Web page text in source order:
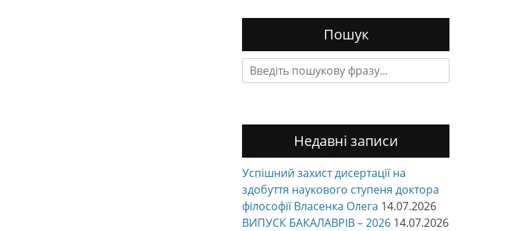
Пошук
Search
for:
Недавні записи
Успішний захист дисертації на
здобуття наукового ступеня доктора
філософії Власенка Олега 14.07.2026
ВИПУСК БАКАЛАВРІВ – 2026 14.07.2026